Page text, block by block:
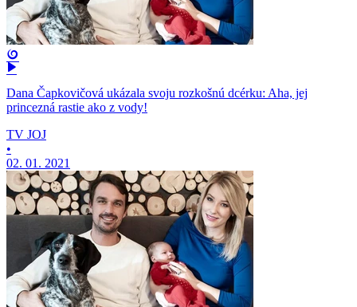
Dana Čapkovičová ukázala svoju rozkošnú dcérku: Aha, jej
princezná rastie ako z vody!
TV JOJ
•
02. 01. 2021